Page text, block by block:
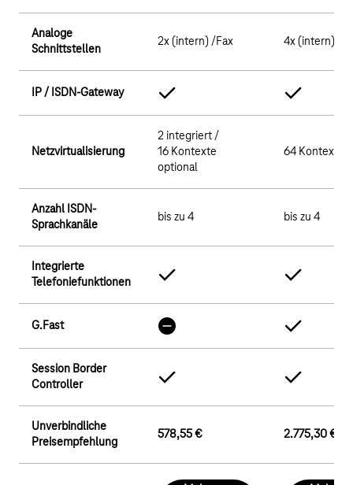
Analoge
Schnittstellen
2x (intern) /Fax 4x (intern) /
IP / ISDN-Gateway
Netzvirtualisierung
2 integriert /
16 Kontexte
optional
64 Kontexte
Anzahl ISDN-
Sprachkanäle
bis zu 4 bis zu 4
Integrierte
Telefoniefunktionen
G.Fast
Session Border
Controller
Unverbindliche
Preisempfehlung
578,55 € 2.775,30 €